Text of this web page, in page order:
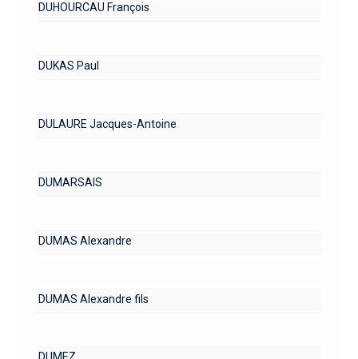
DUHOURCAU François
DUKAS Paul
DULAURE Jacques-Antoine
DUMARSAIS
DUMAS Alexandre
DUMAS Alexandre fils